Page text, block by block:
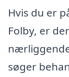
Hvis du er
Folby, er
søger